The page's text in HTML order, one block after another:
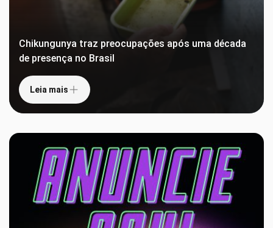
Chikungunya traz preocupações após uma década
de presença no Brasil
Leia mais